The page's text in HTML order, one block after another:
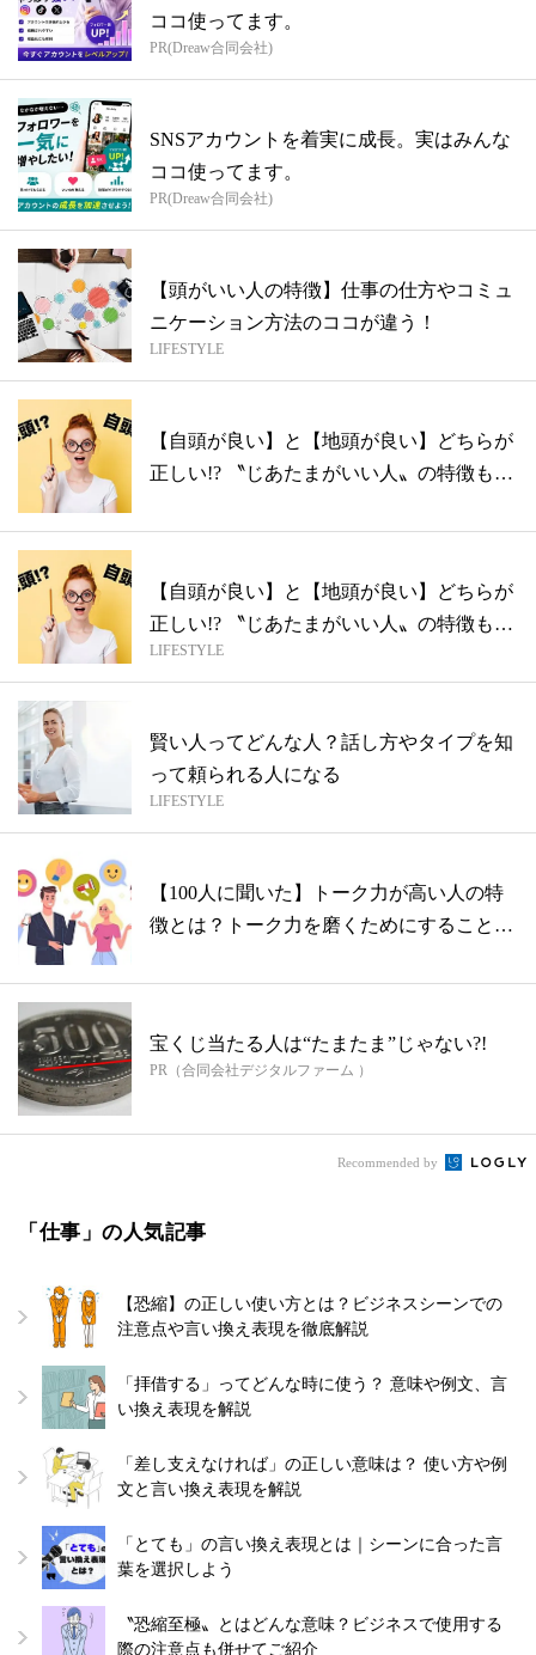
ココ使ってます。
PR(Dreaw合同会社)
SNSアカウントを着実に成長。実はみんな
ココ使ってます。
PR(Dreaw合同会社)
【頭がいい人の特徴】仕事の仕方やコミュ
ニケーション方法のココが違う！
LIFESTYLE
【自頭が良い】と【地頭が良い】どちらが
正しい!? 〝じあたまがいい人〟の特徴も
【自頭が良い】と【地頭が良い】どちらが
正しい!? 〝じあたまがいい人〟の特徴も
紹...
LIFESTYLE
賢い人ってどんな人？話し方やタイプを知
って頼られる人になる
LIFESTYLE
【100人に聞いた】トーク力が高い人の特
徴とは？トーク力を磨くためにすること
宝くじ当たる人は“たまたま”じゃない?!
PR（合同会社デジタルファーム ）
Recommended by
「仕事」の人気記事
【恐縮】の正しい使い方とは？ビジネスシーンでの
注意点や言い換え表現を徹底解説
「拝借する」ってどんな時に使う？ 意味や例文、言
い換え表現を解説
「差し支えなければ」の正しい意味は？ 使い方や例
文と言い換え表現を解説
「とても」の言い換え表現とは｜シーンに合った言
葉を選択しよう
〝恐縮至極〟とはどんな意味？ビジネスで使用する
際の注意点も併せてご紹介